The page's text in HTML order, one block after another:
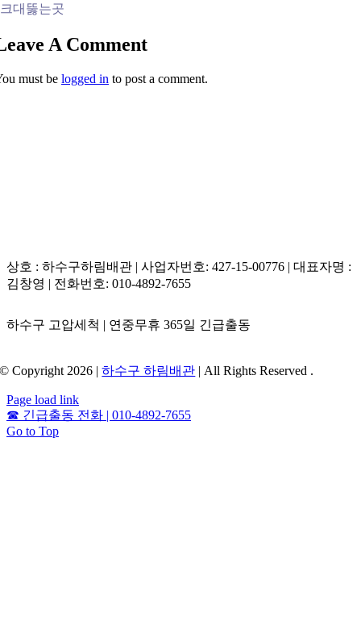
대뚫는곳
A Comment
must be logged in to post a comment.
상호 : 하수구하림배관 | 사업자번호: 427-15-00776 | 대표자명 :
김창영 | 전화번호: 010-4892-7655
하수구 고압세척 | 연중무휴 365일 긴급출동
© Copyright 2026 |하수구 하림배관 | All Rights Reserved .
Page load link
☎ 긴급출동 전화 | 010-4892-7655
Go to Top